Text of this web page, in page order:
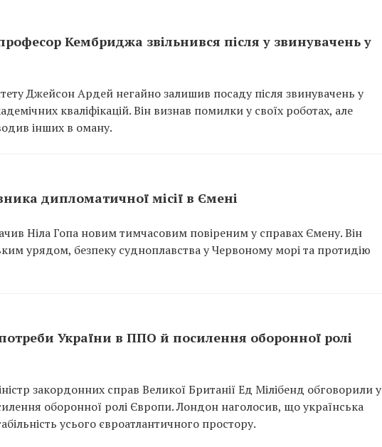
Кембриджа звільнився після у звинувачень у
Джейсон Ардей негайно залишив посаду після звинувачень у
кваліфікацій. Він визнав помилки у своїх роботах, але
інших в оману.
дипломатичної місії в Ємені
Ніла Гопа новим тимчасовим повіреним у справах Ємену. Він
урядом, безпеку судноплавства у Червоному морі та протидію
України в ППО й посилення оборонної ролі
закордонних справ Великої Британії Ед Мілібенд обговорили у
оборонної ролі Європи. Лондон наголосив, що українська
усього євроатлантичного простору.